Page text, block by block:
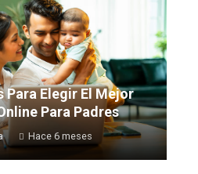
Para Elegir El Mejor
Para Padres
Hace 6 meses